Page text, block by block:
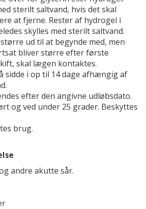
sterilt saltvand, hvis det skal
at fjerne. Rester af hydrogel i
skylles med sterilt saltvand.
ud til at begynde med, men
bliver større efter første
skal lægen kontaktes.
sidde i op til 14 dage afhængig af
efter den angivne udløbsdato.
og ved under 25 grader. Beskyttes
brug.
andre akutte sår.